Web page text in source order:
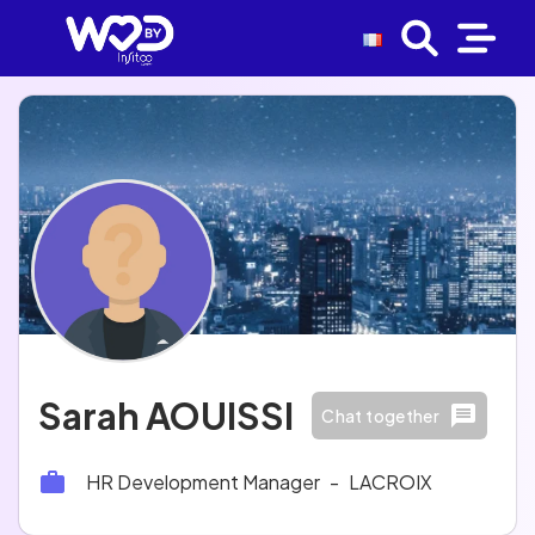
Sarah AOUISSI Chat together
HR Development Manager - LACROIX